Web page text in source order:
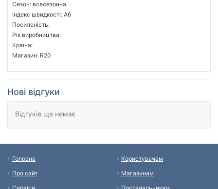
Сезон: всесезонна
Індекс швидкості: A6
Посиленість:
Рік виробництва:
Країна:
Магазин: R20
Нові відгуки
Відгуків ще немає
Головна
Про сайт
Користувачам
Магазинам